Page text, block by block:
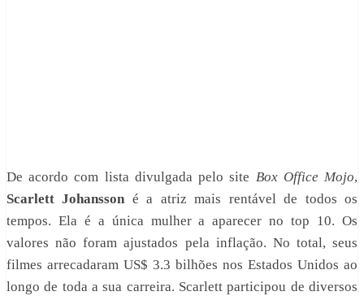
De acordo com lista divulgada pelo site Box Office Mojo,
Scarlett Johansson é a atriz mais rentável de todos os
tempos. Ela é a única mulher a aparecer no top 10. Os
valores não foram ajustados pela inflação. No total, seus
filmes arrecadaram US$ 3.3 bilhões nos Estados Unidos ao
longo de toda a sua carreira. Scarlett participou de diversos